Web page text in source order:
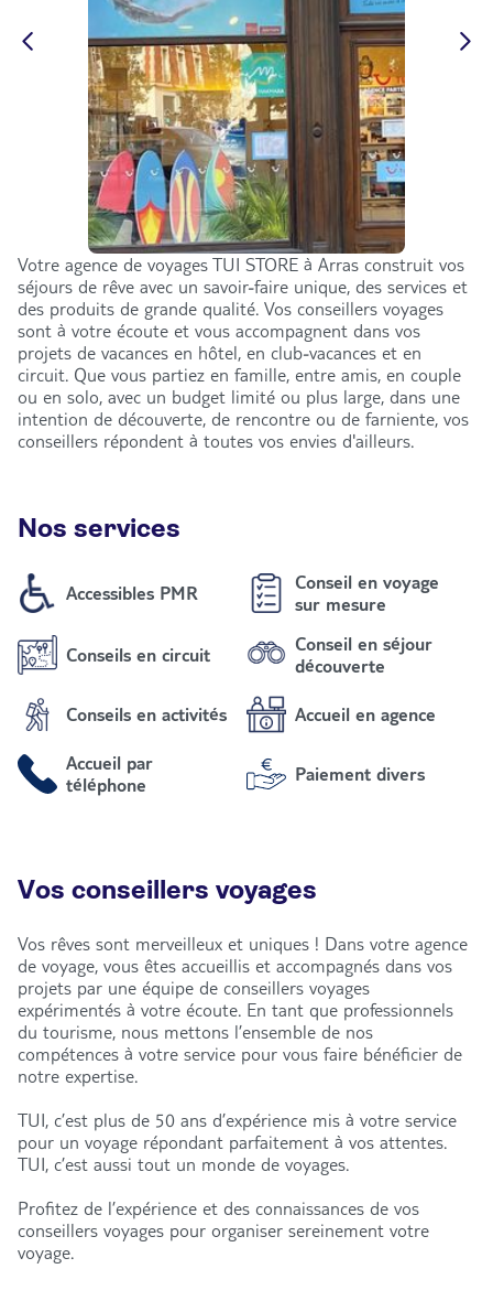
Votre agence de voyages TUI STORE à Arras construit vos
séjours de rêve avec un savoir-faire unique, des services et
des produits de grande qualité. Vos conseillers voyages
sont à votre écoute et vous accompagnent dans vos
projets de vacances en hôtel, en club-vacances et en
circuit. Que vous partiez en famille, entre amis, en couple
ou en solo, avec un budget limité ou plus large, dans une
intention de découverte, de rencontre ou de farniente, vos
conseillers répondent à toutes vos envies d'ailleurs.
Nos services
Accessibles PMR
Conseil en voyage
sur mesure
Conseils en circuit
Conseil en séjour
découverte
Conseils en activités Accueil en agence
Accueil par
téléphone
Paiement divers
Vos conseillers voyages
Vos rêves sont merveilleux et uniques ! Dans votre agence
de voyage, vous êtes accueillis et accompagnés dans vos
projets par une équipe de conseillers voyages
expérimentés à votre écoute. En tant que professionnels
du tourisme, nous mettons l’ensemble de nos
compétences à votre service pour vous faire bénéficier de
notre expertise.
TUI, c’est plus de 50 ans d’expérience mis à votre service
pour un voyage répondant parfaitement à vos attentes.
TUI, c’est aussi tout un monde de voyages.
Profitez de l’expérience et des connaissances de vos
conseillers voyages pour organiser sereinement votre
voyage.